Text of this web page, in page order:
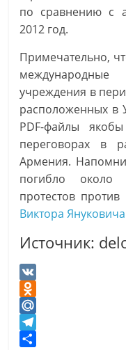
по сравнению с
2012 год.
Примечательно,
учреждения в
расположенных в
PDF-файлы
переговорах в
Армения.
погибло
протестов
Виктора Януковича
Источник:
V
K
O
d
n
M
a
T